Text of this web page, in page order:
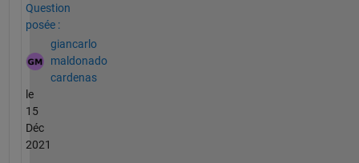
Question
posée :
giancarlo
maldonado
cardenas
le
15
Déc
2021